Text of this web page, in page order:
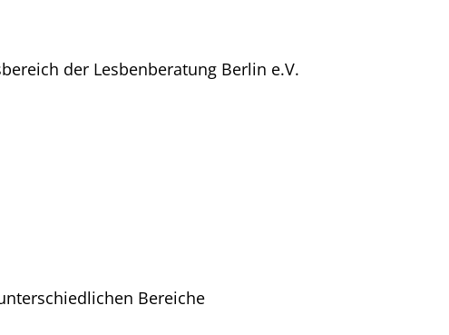
der Lesbenberatung Berlin e.V.
Bereiche